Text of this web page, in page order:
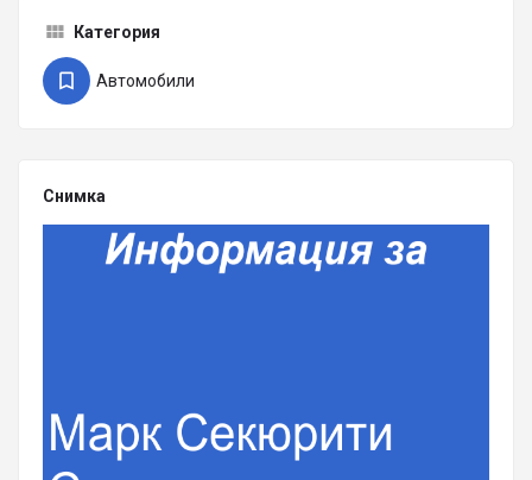
Категория
Автомобили
Снимка